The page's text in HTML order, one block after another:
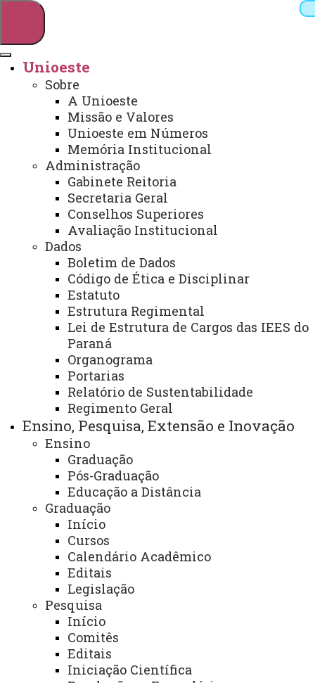
Webmail Sistemas
Telefones
Arquivo Virtual
Campus
Unioeste
Sobre
A Unioeste
Missão e Valores
Unioeste em Números
Memória Institucional
Administração
Gabinete Reitoria
Secretaria Geral
Conselhos Superiores
Avaliação Institucional
Dados
Boletim de Dados
Código de Ética e Disciplinar
Estatuto
Estrutura Regimental
Lei de Estrutura de Cargos das IEES do
Paraná
Organograma
Portarias
Relatório de Sustentabilidade
Regimento Geral
Ensino, Pesquisa, Extensão e Inovação
Ensino
Graduação
Pós-Graduação
Educação a Distância
Graduação
Início
Cursos
Calendário Acadêmico
Editais
Legislação
Pesquisa
Início
Comitês
Editais
Iniciação Científica
Contato - PPGE
Contato:
(45) 3220-7263
Horário de Atendimento:
Segunda à sexta
08:00 às 11:30
13:30 às 17:00
E-mail:
cascavel.mestradoedu@unioeste.br
ATUALIZAÇÃO MAIS RECENTE: 21 DE NOVEMBRO
DE 2024
ACESSOS: 61061
Você está aqui:Unioeste
Stricto Sensu - Mestrado e Doutorado
Programas - Cascavel
Contato - PPGE